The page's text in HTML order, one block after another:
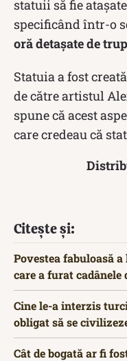
statuii să fie
specificând într-o
oră detașate de
Statuia a fost
de către artistul
spune că acest
care credeau că
Citește și:
Povestea fabuloasă
care a furat cadânele
Cine le-a interzis
obligat să se
Cât de bogată ar fi